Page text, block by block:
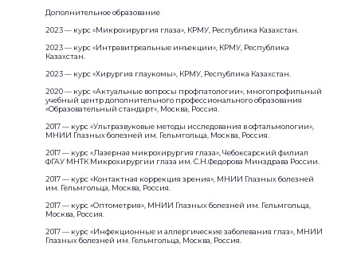
Дополнительное образование
2023 — курс «Микрохирургия глаза», КРМУ, Республика Казахстан.
2023 — курс «Интравитреальные инъекции», КРМУ, Республика
Казахстан.
2023 — курс «Хирургия глаукомы», КРМУ, Республика Казахстан.
2020 — курс «Актуальные вопросы профпатологии», многопрофильный
учебный центр дополнительного профессионального образования
«Образовательный стандарт», Москва, Россия.
2017 — курс «Ультразвуковые методы исследования в офтальмологии»,
МНИИ Глазных болезней им. Гельмгольца, Москва, Россия.
2017 — курс «Лазерная микрохирургия глаза», Чебоксарский филиал
ФГАУ МНТК Микрохирургии глаза им. С.Н.Федорова Минздрава России.
2017 — курс «Контактная коррекция зрения», МНИИ Глазных болезней
им. Гельмгольца, Москва, Россия.
2017 — курс «Оптометрия», МНИИ Глазных болезней им. Гельмгольца,
Москва, Россия.
2017 — курс «Инфекционные и аллергические заболевания глаз», МНИИ
Глазных болезней им. Гельмгольца, Москва, Россия.